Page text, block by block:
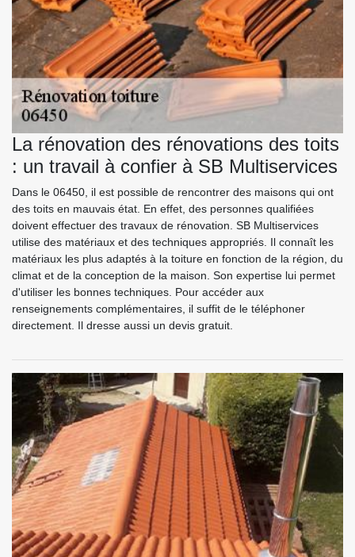
La rénovation des rénovations des toits
: un travail à confier à SB Multiservices
Dans le 06450, il est possible de rencontrer des maisons qui ont
des toits en mauvais état. En effet, des personnes qualifiées
doivent effectuer des travaux de rénovation. SB Multiservices
utilise des matériaux et des techniques appropriés. Il connaît les
matériaux les plus adaptés à la toiture en fonction de la région, du
climat et de la conception de la maison. Son expertise lui permet
d'utiliser les bonnes techniques. Pour accéder aux
renseignements complémentaires, il suffit de le téléphoner
directement. Il dresse aussi un devis gratuit.